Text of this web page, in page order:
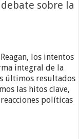
sobre la
los intentos
integral de la
últimos resultados
las hitos clave,
políticas